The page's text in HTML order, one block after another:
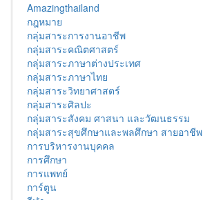
Amazingthailand
กฎหมาย
กลุ่มสาระการงานอาชีพ
กลุ่มสาระคณิตศาสตร์
กลุ่มสาระภาษาต่างประเทศ
กลุ่มสาระภาษาไทย
กลุ่มสาระวิทยาศาสตร์
กลุ่มสาระศิลปะ
กลุ่มสาระสังคม ศาสนา และวัฒนธรรม
กลุ่มสาระสุขศึกษาและพลศึกษา สายอาชีพ
การบริหารงานบุคคล
การศึกษา
การแพทย์
การ์ตูน